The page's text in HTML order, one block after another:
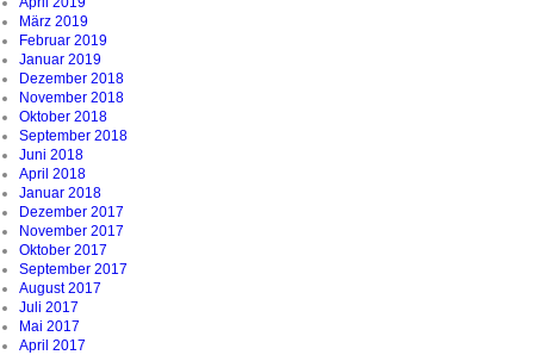
März 2019
Februar 2019
Januar 2019
Dezember 2018
November 2018
Oktober 2018
September 2018
Juni 2018
April 2018
Januar 2018
Dezember 2017
November 2017
Oktober 2017
September 2017
August 2017
Juli 2017
Mai 2017
April 2017